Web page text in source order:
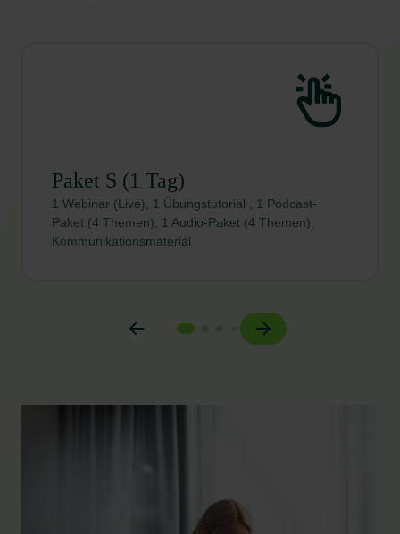
Paket S (1 Tag)
1 Webinar (Live), 1 Übungstutorial , 1 Podcast-
Paket (4 Themen), 1 Audio-Paket (4 Themen),
Kommunikationsmaterial